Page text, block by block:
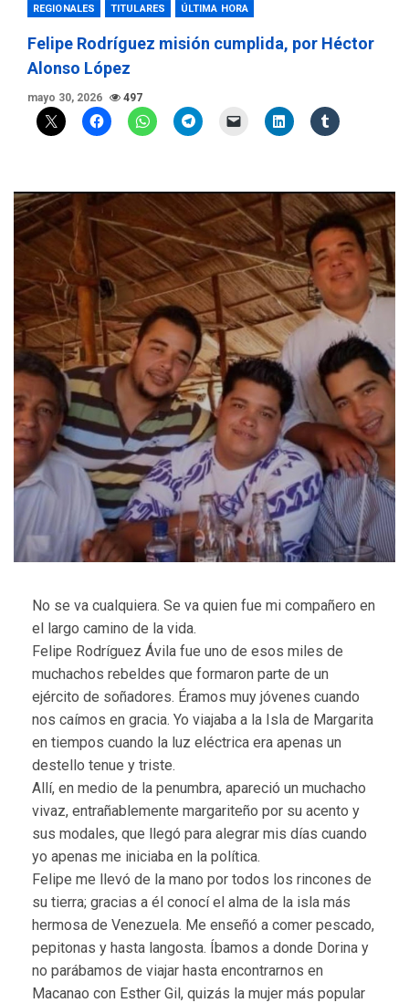
REGIONALES TITULARES ÚLTIMA HORA
Felipe Rodríguez misión cumplida, por Héctor
Alonso López
mayo 30, 2026 497
No se va cualquiera. Se va quien fue mi compañero en
el largo camino de la vida.
Felipe Rodríguez Ávila fue uno de esos miles de
muchachos rebeldes que formaron parte de un
ejército de soñadores. Éramos muy jóvenes cuando
nos caímos en gracia. Yo viajaba a la Isla de Margarita
en tiempos cuando la luz eléctrica era apenas un
destello tenue y triste.
Allí, en medio de la penumbra, apareció un muchacho
vivaz, entrañablemente margariteño por su acento y
sus modales, que llegó para alegrar mis días cuando
yo apenas me iniciaba en la política.
Felipe me llevó de la mano por todos los rincones de
su tierra; gracias a él conocí el alma de la isla más
hermosa de Venezuela. Me enseñó a comer pescado,
pepitonas y hasta langosta. Íbamos a donde Dorina y
no parábamos de viajar hasta encontrarnos en
Macanao con Esther Gil, quizás la mujer más popular